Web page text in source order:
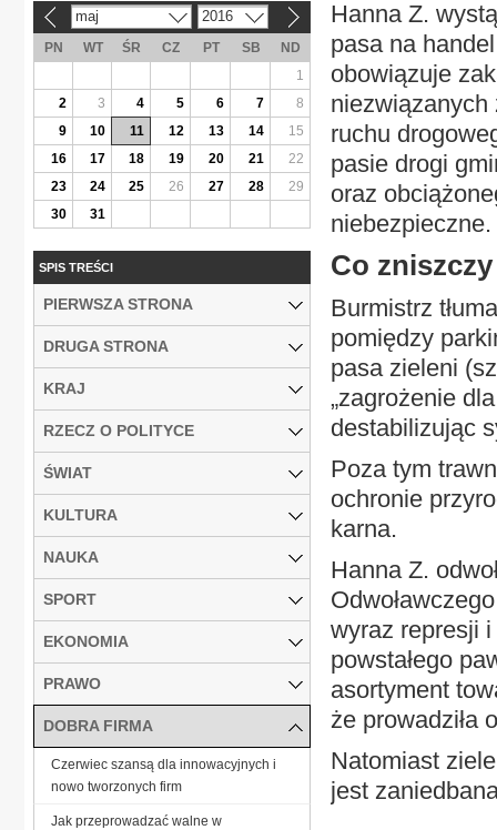
Hanna Z.
pasa na
obowiązuje
niezwiązanych
ruchu
pasie drogi
oraz
niebezpieczne.
Co
Burmistrz
pomiędzy
pasa zieleni
„zagrożenie
destabilizując
Poza tym
ochronie
karna.
Hanna Z.
wyraz represji
powstałego
asortyment
że prowadziła
Natomiast
jest
maj 2016
PN WT ŚR CZ PT SB
ND
1
2
3 4 5 6 7
8
9
10 11 12 13 14
15
16
17 18 19 20 21
22
23
24 25 26 27 28
29
30
31
SPIS TREŚCI
PIERWSZA STRONA
DRUGA STRONA
KRAJ
RZECZ O POLITYCE
ŚWIAT
KULTURA
NAUKA
SPORT
EKONOMIA
PRAWO
DOBRA FIRMA
Czerwiec szansą dla innowacyjnych i
nowo tworzonych firm
Jak przeprowadzać walne w